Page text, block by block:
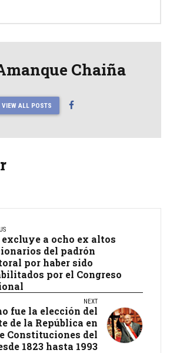
Chaiña
VIEW ALL POSTS
excluye a ocho ex altos
del padrón
por haber sido
por el Congreso
NEXT
fue la elección del
de la República en
Constituciones del
1823 hasta 1993